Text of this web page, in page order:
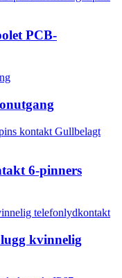
PCB-
6-pinners
kvinnelig